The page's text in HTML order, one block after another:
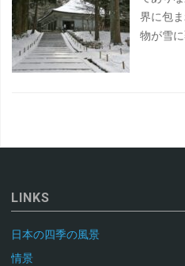
界に包
物が雪
LINKS
日本の四季の風景
情景